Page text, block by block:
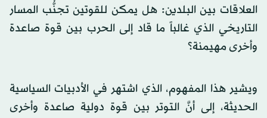
العلاقات بين البلدين: هل يمكن للقوتين تجنُّب المسار
التاريخي الذي غالباً ما قاد إلى الحرب بين قوة صاعدة
وأخرى مهيمنة؟
ويشير هذا المفهوم، الذي اشتهر في الأدبيات السياسية
الحديثة، إلى أنَّ التوتر بين قوة دولية صاعدة وأخرى